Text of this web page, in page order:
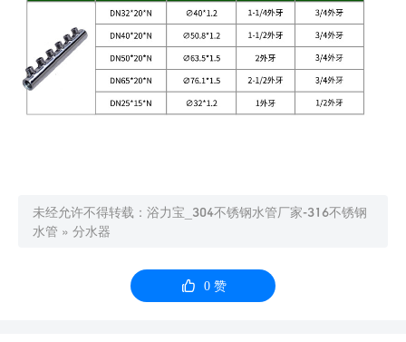
未经允许不得转载： 浴力宝_304不锈钢水管厂家-316不锈钢
水管 » 分水器
 0赞